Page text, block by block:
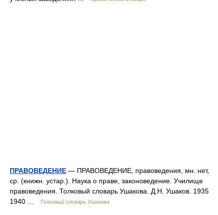
ПРАВОВЕДЕНИЕ — ПРАВОВЕДЕНИЕ, правоведения, мн. нет,
ср. (книжн. устар.). Наука о праве, законоведение. Училище
правоведения. Толковый словарь Ушакова. Д.Н. Ушаков. 1935
1940 …
Толковый словарь Ушакова